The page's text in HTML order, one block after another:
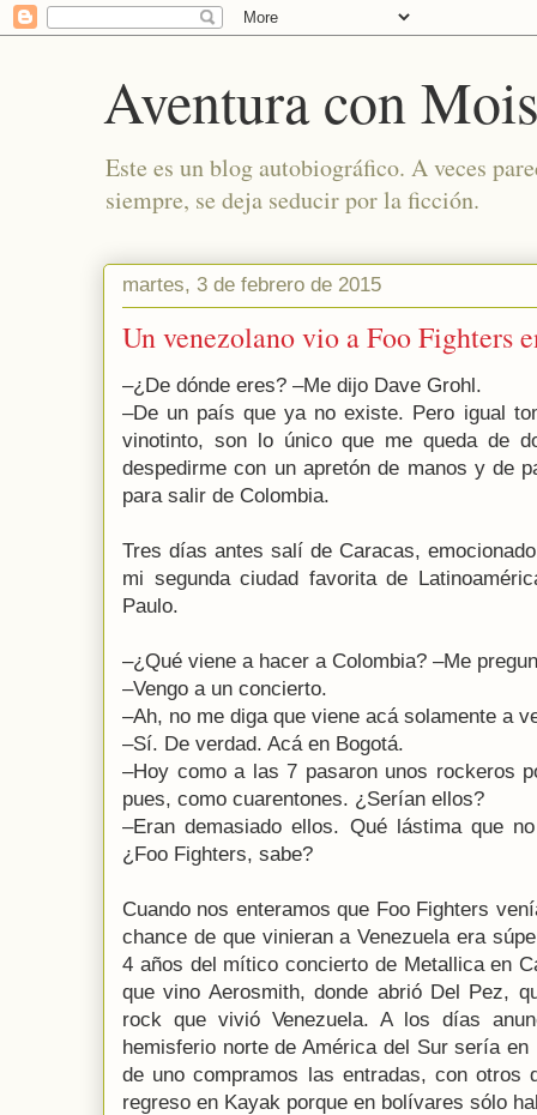
Aventura con
Este es un blog autobiográfico. A veces
siempre, se deja seducir por la ficción.
martes, 3 de febrero de 2015
Un venezolano vio a Foo Fighters
–¿De dónde eres? –Me dijo Dave Grohl.
–De un país que ya no existe. Pero igual
vinotinto, son lo único que me queda de
despedirme con un apretón de manos y de
para salir de Colombia.
Tres días antes salí de Caracas,
mi segunda ciudad favorita de
Paulo.
–¿Qué viene a hacer a Colombia? –Me
–Vengo a un concierto.
–Ah, no me diga que viene acá solamente a
–Sí. De verdad. Acá en Bogotá.
–Hoy como a las 7 pasaron unos rockeros
pues, como cuarentones. ¿Serían ellos?
–Eran demasiado ellos. Qué lástima que
¿Foo Fighters, sabe?
Cuando nos enteramos que Foo Fighters
chance de que vinieran a Venezuela era
4 años del mítico concierto de Metallica en
que vino Aerosmith, donde abrió Del Pez,
rock que vivió Venezuela. A los días
hemisferio norte de América del Sur sería
de uno compramos las entradas, con otros
regreso en Kayak porque en bolívares sólo